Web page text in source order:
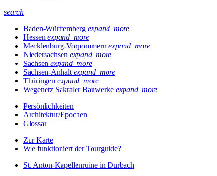
search
Baden-Württemberg expand_more
Hessen expand_more
Mecklenburg-Vorpommern expand_more
Niedersachsen expand_more
Sachsen expand_more
Sachsen-Anhalt expand_more
Thüringen expand_more
Wegenetz Sakraler Bauwerke expand_more
Persönlichkeiten
Architektur/Epochen
Glossar
Zur Karte
Wie funktioniert der Tourguide?
St. Anton-Kapellenruine in Durbach